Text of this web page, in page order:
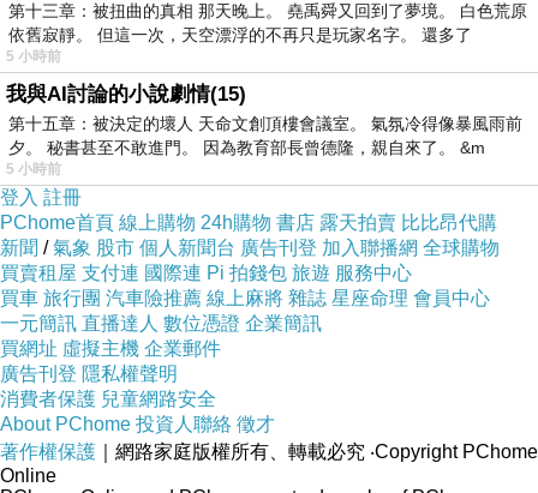
USB OTG 轉接頭傳輸線
OTG簡介
OTG是On-The-Go的英文?寫。On-The-Go簡稱
OTG技術,就是在沒有電腦為Host的情況下,讓各種
不同的設備能相互交換資料,基本功能是可以外接儲
存、輸出入等設備,而且可以直接讀取已連接好的儲
存設備中的內容!現在很多MP4 、手機、平板電腦等
都內建OTG功能。
第十三章：被扭曲的真相 那天晚上。 堯禹舜又回到了夢境。 白色荒原
依舊寂靜。 但這一次，天空漂浮的不再只是玩家名字。 還多了
5 小時前
我與AI討論的小說劇情(15)
第十五章：被決定的壞人 天命文創頂樓會議室。 氣氛冷得像暴風雨前
夕。 秘書甚至不敢進門。 因為教育部長曾德隆，親自來了。 &m
5 小時前
登入 註冊
PChome首頁 線上購物 24h購物 書店 露天拍賣 比比昂代購
新聞 /氣象 股市 個人新聞台 廣告刊登 加入聯播網 全球購物
買賣租屋 支付連 國際連 Pi 拍錢包 旅遊 服務中心
買車 旅行團 汽車險推薦 線上麻將 雜誌 星座命理 會員中心
一元簡訊 直播達人 數位憑證 企業簡訊
買網址 虛擬主機 企業郵件
廣告刊登 隱私權聲明
消費者保護 兒童網路安全
About PChome 投資人聯絡 徵才
著作權保護 ｜網路家庭版權所有、轉載必究 ‧Copyright PChome
Online